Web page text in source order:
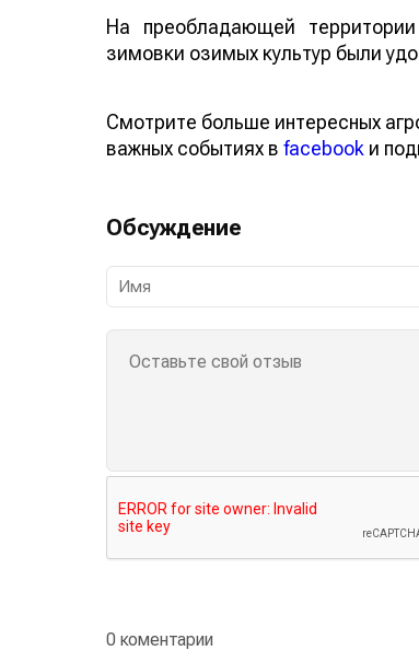
На преобладающей
зимовки озимых культур были
Смотрите больше интересных
важных событиях в facebook и
Обсуждение
0 коментарии